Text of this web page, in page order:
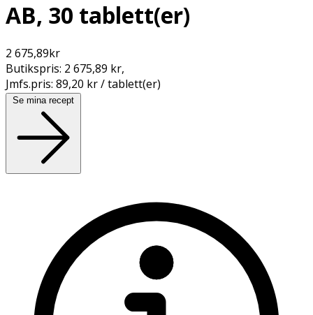
AB, 30 tablett(er)
2 675,89kr
Butikspris: 2 675,89 kr,
Jmfs.pris: 89,20 kr / tablett(er)
Se mina recept